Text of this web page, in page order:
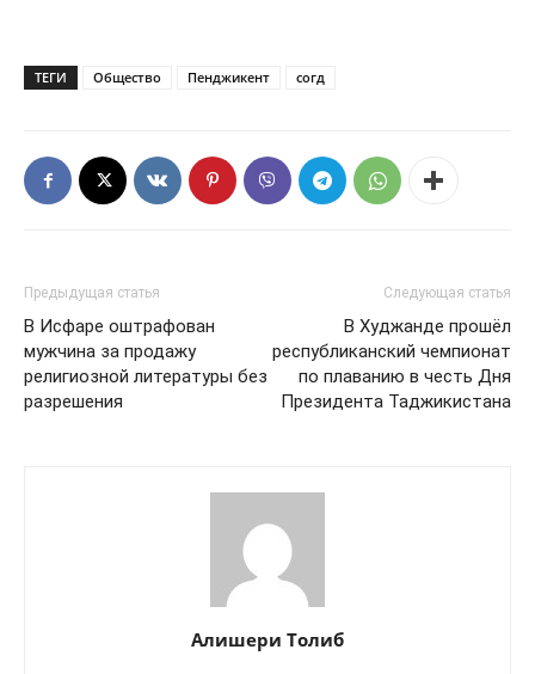
ТЕГИ Общество Пенджикент согд
Предыдущая статья
В Исфаре оштрафован
мужчина за продажу
религиозной литературы без
разрешения
Следующая статья
В Худжанде прошёл
республиканский чемпионат
по плаванию в честь Дня
Президента Таджикистана
Алишери Толиб